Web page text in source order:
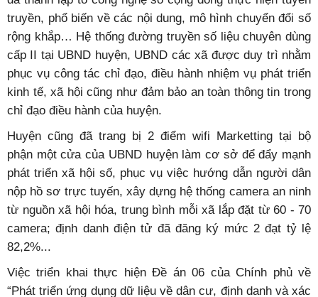
truyền, phổ biến về các nội dung, mô hình chuyển đổi số
rộng khắp… Hệ thống đường truyền số liệu chuyên dùng
cấp II tại UBND huyện, UBND các xã được duy trì nhằm
phục vụ công tác chỉ đạo, điều hành nhiệm vụ phát triển
kinh tế, xã hội cũng như đảm bảo an toàn thông tin trong
chỉ đạo điều hành của huyện.
Huyện cũng đã trang bị 2 điểm wifi Marketting tại bộ
phận một cửa của UBND huyện làm cơ sở để đẩy mạnh
phát triển xã hội số, phục vụ việc hướng dẫn người dân
nộp hồ sơ trực tuyến, xây dựng hệ thống camera an ninh
từ nguồn xã hội hóa, trung bình mỗi xã lắp đặt từ 60 - 70
camera; định danh điện tử đã đăng ký mức 2 đạt tỷ lệ
82,2%...
Việc triển khai thực hiện Đề án 06 của Chính phủ về
“Phát triển ứng dụng dữ liệu về dân cư, định danh và xác